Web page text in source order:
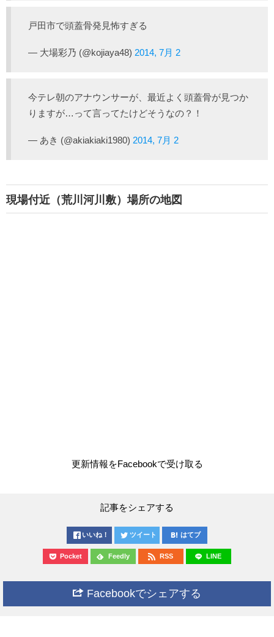
戸田市で頭蓋骨発見怖すぎる
— 大場彩乃 (@kojiaya48) 2014, 7月 2
今テレ朝のアナウンサーが、最近よく頭蓋骨が見つか
りますが…って言ってたけどそうなの？！
— あき (@akiakiaki1980) 2014, 7月 2
現場付近（荒川河川敷）場所の地図
更新情報をFacebookで受け取る
記事をシェアする
いいね！ ツイート はてブ
Pocket Feedly RSS LINE
Facebookでシェアする